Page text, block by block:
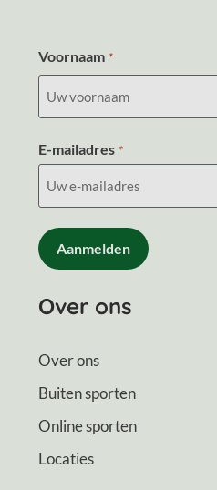
Voornaam *
E-mailadres *
CAPTCHA
Over ons
Over ons
Buiten sporten
Online sporten
Locaties